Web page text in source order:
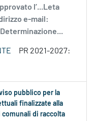
l’...Leta
e-mail:
PR 2021-2027:
pubblico per la
finalizzate alla
di raccolta